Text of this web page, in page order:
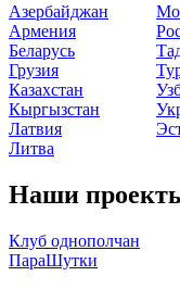
Азербайджан
Армения
Беларусь
Грузия
Казахстан
Кыргызстан
Латвия
Литва
Наши
Клуб однополчан
ПараШутки